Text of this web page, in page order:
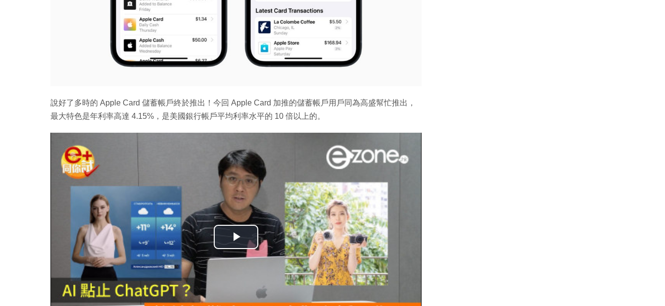
說好了多時的 Apple Card 儲蓄帳戶終於推出！今回 Apple Card 加推的儲蓄帳戶用戶同為高盛幫忙推出，
最大特色是年利率高達 4.15%，是美國銀行帳戶平均利率水平的 10 倍以上的。
播